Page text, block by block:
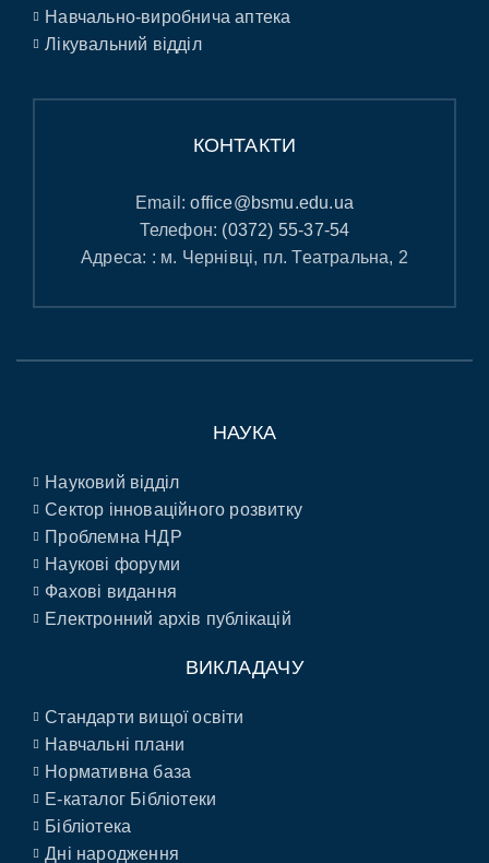
Навчально-виробнича аптека
Лікувальний відділ
КОНТАКТИ
Email:office@bsmu.edu.ua
Телефон: (0372) 55-37-54
Адреса: : м. Чернівці, пл. Театральна, 2
НАУКА
Науковий відділ
Сектор інноваційного розвитку
Проблемна НДР
Наукові форуми
Фахові видання
Електронний архів публікацій
ВИКЛАДАЧУ
Стандарти вищої освіти
Навчальні плани
Нормативна база
E-каталог Бібліотеки
Бібліотека
Дні народження